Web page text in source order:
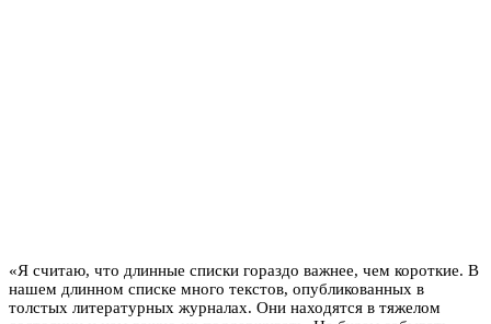
«Я считаю, что длинные списки гораздо важнее, чем короткие. В
нашем длинном списке много текстов, опубликованных в
толстых литературных журналах. Они находятся в тяжелом